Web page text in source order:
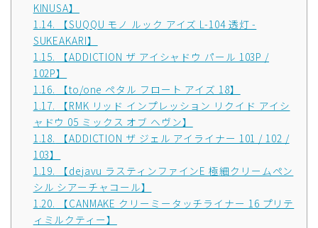
KINUSA】
1.14.
【SUQQU モノ ルック アイズ L-104 透灯 -
SUKEAKARI】
1.15.
【ADDICTION ザ アイシャドウ パール 103P /
102P】
1.16.
【to/one ペタル フロート アイズ 18】
1.17.
【RMK リッド インプレッション リクイド アイシ
ャドウ 05 ミックス オブ ヘヴン】
1.18.
【ADDICTION ザ ジェル アイライナー 101 / 102 /
103】
1.19.
【dejavu ラスティンファインE 極細クリームペン
シル シアーチャコール】
1.20.
【CANMAKE クリーミータッチライナー 16 プリテ
ィミルクティー】